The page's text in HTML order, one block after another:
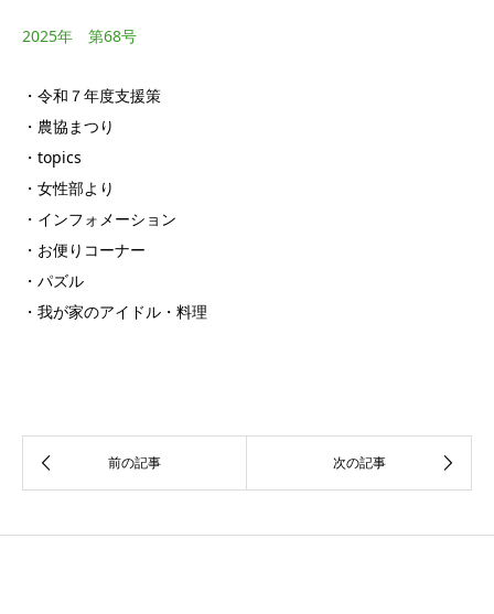
2025年 第68号
・令和７年度支援策
・農協まつり
・topics
・女性部より
・インフォメーション
・お便りコーナー
・パズル
・我が家のアイドル・料理